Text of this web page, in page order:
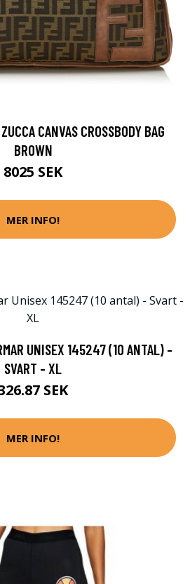
CANVAS CROSSBODY BAG
BROWN
8025 SEK
MER INFO!
UNISEX 145247 (10 ANTAL) -
SVART - XL
SEK
MER INFO!